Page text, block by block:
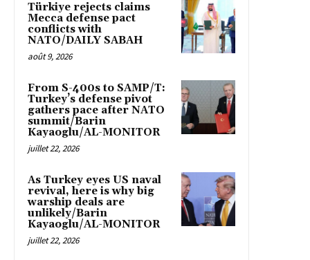
Türkiye rejects claims
Mecca defense pact
conflicts with
NATO/DAILY SABAH
août 9, 2026
From S-400s to SAMP/T:
Turkey’s defense pivot
gathers pace after NATO
summit/Barin
Kayaoglu/AL-MONITOR
juillet 22, 2026
As Turkey eyes US naval
revival, here is why big
warship deals are
unlikely/Barin
Kayaoglu/AL-MONITOR
juillet 22, 2026